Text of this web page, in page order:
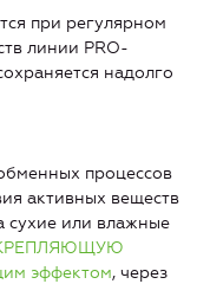
при регулярном
линии PRO-
надолго
процессов
активных веществ
сухие или влажные
эффектом, через